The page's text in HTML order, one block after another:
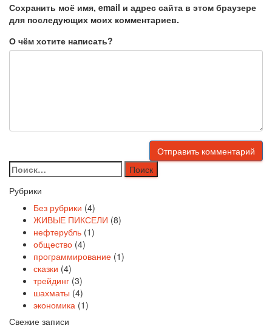
Сохранить моё имя, email и адрес сайта в этом браузере
для последующих моих комментариев.
О чём хотите написать?
Найти:
Рубрики
Без рубрики (4)
ЖИВЫЕ ПИКСЕЛИ (8)
нефтерубль (1)
общество (4)
программирование (1)
сказки (4)
трейдинг (3)
шахматы (4)
экономика (1)
Свежие записи